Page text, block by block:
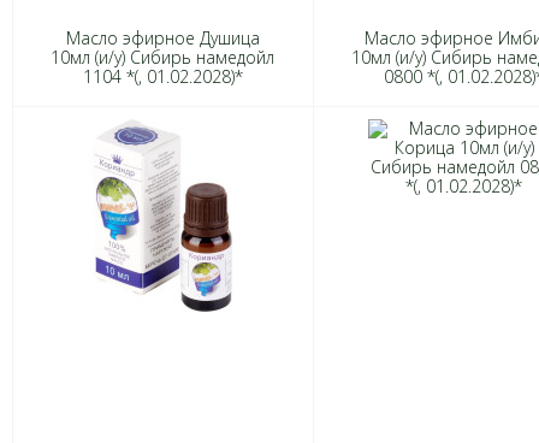
Масло эфирное Душица
10мл (и/у) Сибирь намедойл
1104 *(, 01.02.2028)*
Масло эфирное
10мл (и/у) Сибирь
0800 *(,